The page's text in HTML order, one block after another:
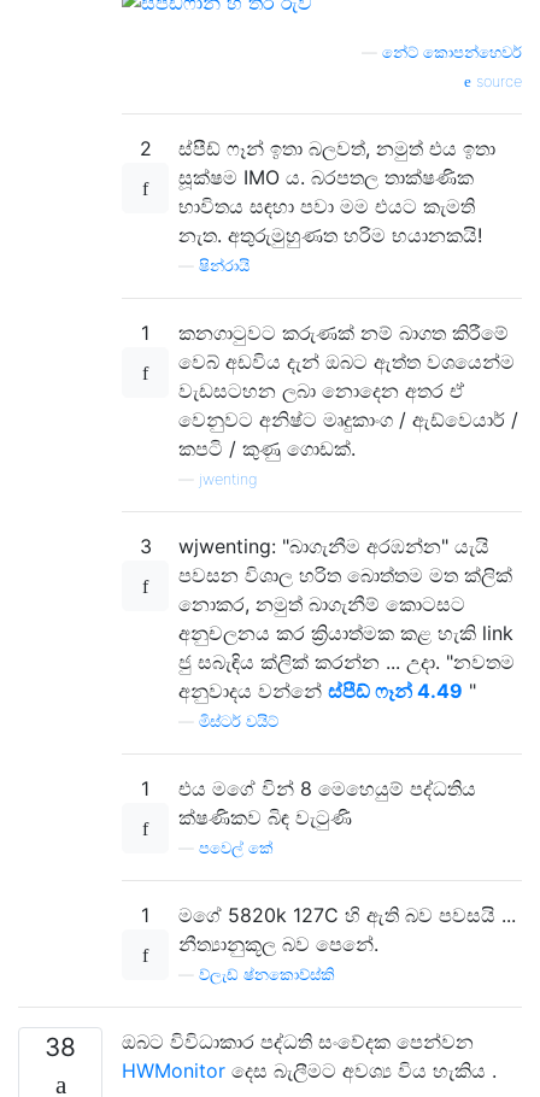
නේට් කොපන්හෙවර්
source
2
ස්පීඩ් ෆෑන් ඉතා බලවත්, නමුත් එය ඉතා
සූක්ෂම IMO ය. බරපතල තාක්ෂණික
භාවිතය සඳහා පවා මම එයට කැමති
නැත. අතුරුමුහුණත හරිම භයානකයි!
ෂින්රායි
1
කනගාටුවට කරුණක් නම් බාගත කිරීමේ
වෙබ් අඩවිය දැන් ඔබට ඇත්ත වශයෙන්ම
වැඩසටහන ලබා නොදෙන අතර ඒ
වෙනුවට අනිෂ්ට මෘදුකාංග / ඇඩ්වෙයාර් /
කපටි / කුණු ගොඩක්.
jwenting
3
wjwenting: "බාගැනීම අරඹන්න" යැයි
පවසන විශාල හරිත බොත්තම මත ක්ලික්
නොකර, නමුත් බාගැනීම් කොටසට
අනුචලනය කර ක්‍රියාත්මක කළ හැකි link
ජු සබැඳිය ක්ලික් කරන්න ... උදා. "නවතම
අනුවාදය වන්නේ ස්පීඩ් ෆෑන් 4.49 "
මිස්ටර් වයිට්
1
එය මගේ වින් 8 මෙහෙයුම් පද්ධතිය
ක්ෂණිකව බිඳ වැටුණි
පවෙල් කේ
1
මගේ 5820k 127C හි ඇති බව පවසයි ...
නීත්‍යානුකූල බව පෙනේ.
ව්ලැඩ් ෂ්නකොව්ස්කි
38
ඔබට විවිධාකාර පද්ධති සංවේදක පෙන්වන
HWMonitor දෙස බැලීමට අවශ්‍ය විය හැකිය .